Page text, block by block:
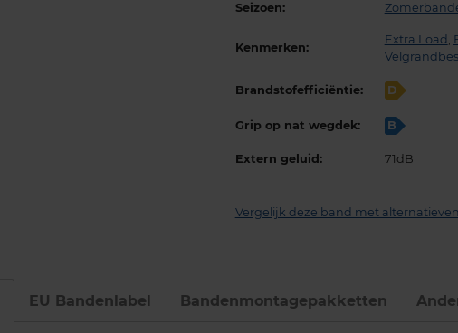
Seizoen:
Kenmerken:
Extra Load ,
Brandstofefficiëntie: D
Grip op nat wegdek: B
Extern geluid: 71dB
Vergelijk deze band met alternatieven
EU Bandenlabel Bandenmontage­pakketten